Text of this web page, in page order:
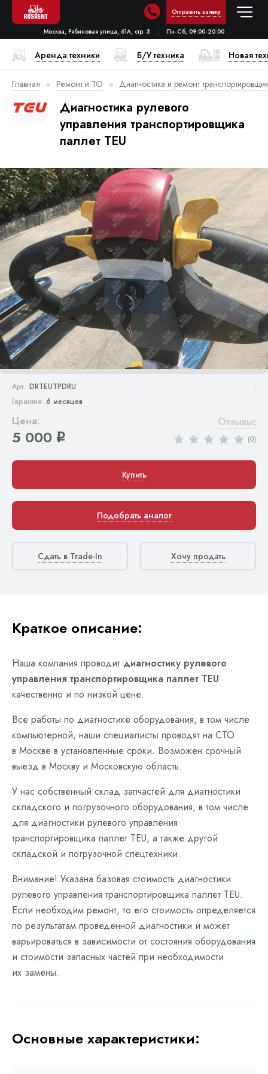
Отправить заявку
Москва, Рябиновая улица, 61А, стр. 3 Пн-Сб, 09:00-20:00
Аренда техники Б/У техника Новая
Главная Ремонт и ТО Диагностика и ремонт
Диагностика рулевого
управления транспортировщика
паллет TEU
Арт.: DRTEUTPDRU
Гарантия: 6 месяцев
Цена:
5 000 q
Отзывы:
(0)
Купить
Подобрать аналог
Сдать в Trade-In Хочу продать
Краткое описание:
Наша компания проводит диагностику рулевого
управления транспортировщика паллет TEU
качественно и по низкой цене.
Все работы по диагностике оборудования, в том числе
компьютерной, наши специалисты проводят на СТО
в Москве в установленные сроки. Возможен срочный
выезд в Москву и Московскую область.
У нас собственный склад запчастей для диагностики
складского и погрузочного оборудования, в том числе
для диагностики рулевого управления
транспортировщика паллет TEU, а также другой
складской и погрузочной спецтехники.
Внимание! Указана базовая стоимость диагностики
рулевого управления транспортировщика паллет TEU.
Если необходим ремонт, то его стоимость определяется
по результатам проведенной диагностики и может
варьироваться в зависимости от состояния оборудования
и стоимости запасных частей при необходимости
их замены.
Основные характеристики: